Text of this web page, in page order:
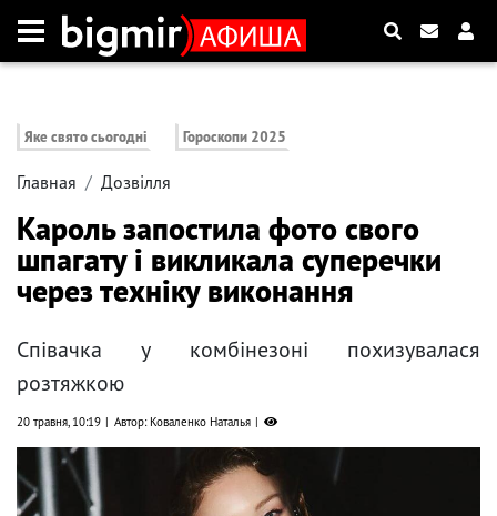
Яке свято сьогодні Гороскопи 2025
Главная Дозвілля
Кароль запостила фото свого
шпагату і викликала суперечки
через техніку виконання
Співачка у комбінезоні похизувалася
розтяжкою
20 травня, 10:19 Автор: Коваленко Наталья